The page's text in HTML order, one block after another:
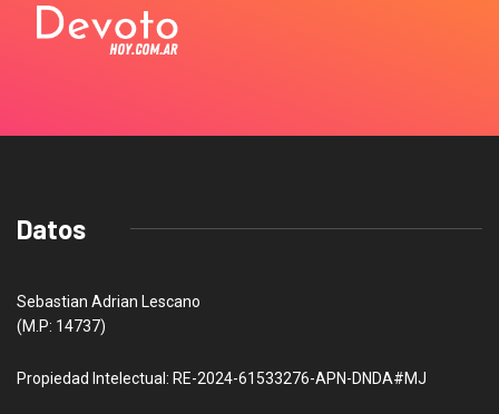
Datos
Sebastian Adrian Lescano
(M.P: 14737)
Propiedad Intelectual: RE-2024-61533276-APN-DNDA#MJ